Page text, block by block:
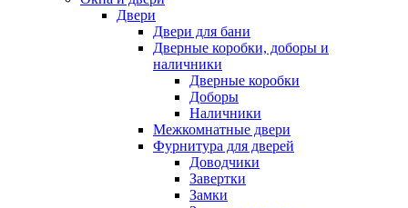
Двери
Двери для бани
Дверные коробки, доборы и
наличники
Дверные коробки
Доборы
Наличники
Межкомнатные двери
Фурнитура для дверей
Доводчики
Завертки
Замки